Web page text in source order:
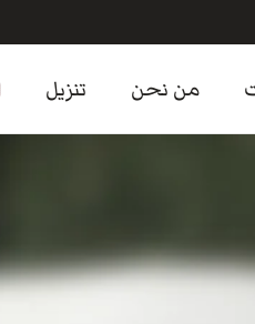
من نحن تنزيل